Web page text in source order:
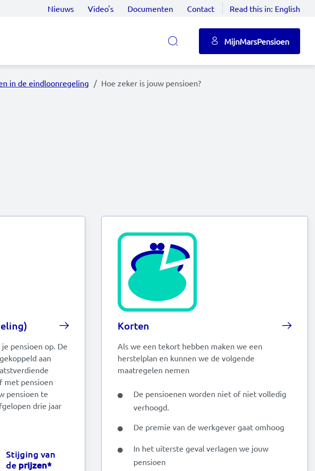
Nieuws Video's Documenten Contact Read this in: English
MijnMarsPensioen
in de eindloonregeling Hoe zeker is jouw pensioen?
pensioen op. De
aan
met pensioen
pensioen te
drie jaar
Stijging van
de prijzen*
Korten
Als we een tekort hebben maken we een
herstelplan en kunnen we de volgende
maatregelen nemen
De pensioenen worden niet of niet volledig
verhoogd.
De premie van de werkgever gaat omhoog
In het uiterste geval verlagen we jouw
pensioen